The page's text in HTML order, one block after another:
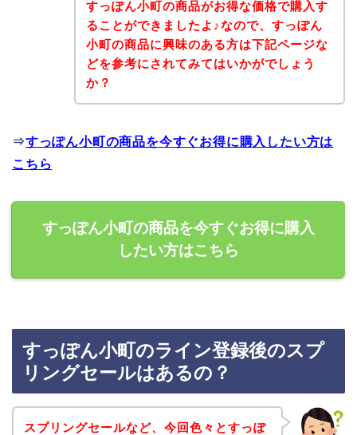
すっぽん小町の商品がお得な価格で購入す
ることができましたよ♪なので、すっぽん
小町の商品に興味のある方は下記ページな
どを参考にされてみてはいかがでしょう
か？
⇒すっぽん小町の商品を今すぐお得に購入したい方は
こちら
すっぽん小町の商品を今すぐお得に購入
したい方はこちら
すっぽん小町のライン登録後のスプ
リングセールはあるの？
スプリングセールなど、今回色々とすっぽ